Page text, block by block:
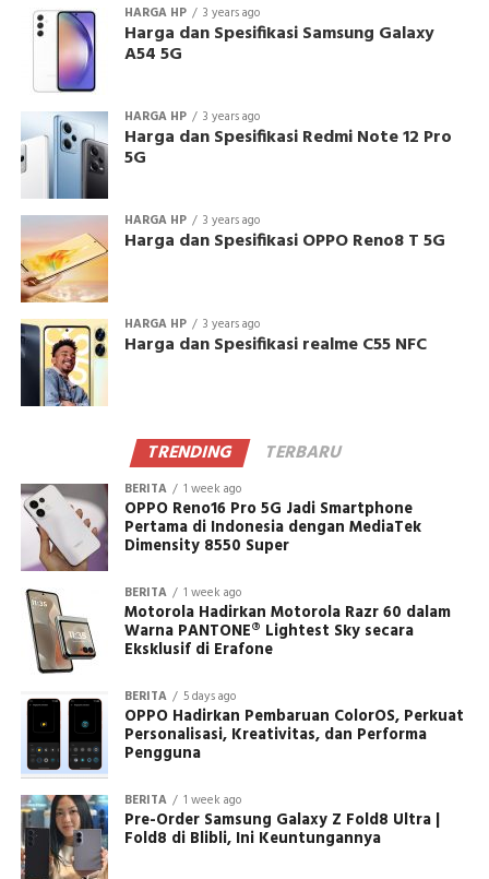
HARGA HP 3 years ago
Harga dan Spesifikasi Samsung Galaxy
A54 5G
HARGA HP 3 years ago
Harga dan Spesifikasi Redmi Note 12 Pro
5G
HARGA HP 3 years ago
Harga dan Spesifikasi OPPO Reno8 T 5G
HARGA HP 3 years ago
Harga dan Spesifikasi realme C55 NFC
TRENDING TERBARU
BERITA 1 week ago
OPPO Reno16 Pro 5G Jadi Smartphone
Pertama di Indonesia dengan MediaTek
Dimensity 8550 Super
BERITA 1 week ago
Motorola Hadirkan Motorola Razr 60 dalam
Warna PANTONE® Lightest Sky secara
Eksklusif di Erafone
BERITA 5 days ago
OPPO Hadirkan Pembaruan ColorOS, Perkuat
Personalisasi, Kreativitas, dan Performa
Pengguna
BERITA 1 week ago
Pre-Order Samsung Galaxy Z Fold8 Ultra |
Fold8 di Blibli, Ini Keuntungannya